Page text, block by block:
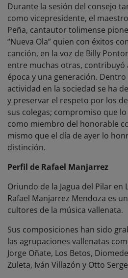
Durante la sesión del consejo
como vicepresidente, el
Peña, cantautor tolimense
“Nueva Ola” quien con éxitos
canción, en la voz de Billy
entre muchas otras, contribuyó
época y una generación.
actividad en la sociedad se ha
y preservar el respeto por los
sus colegas; compromiso que
como miembro del honorable
mismo que el día de ayer lo
distinción.
Perfil de Rafael Manjarrez
Oriundo de la Jagua del Pilar en
Rafael Manjarrez Mendoza es
cultores de la música vallenata.
Sus composiciones han sido
las agrupaciones vallenatas
Jorge Oñate, Los Betos,
Zuleta, Iván Villazón y Otto